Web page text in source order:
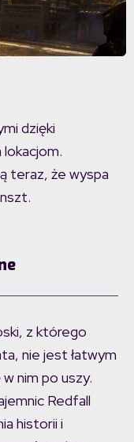
dzięki
teraz, że wyspa
z którego
nie jest łatwym
w nim po uszy.
Redfall
historii i